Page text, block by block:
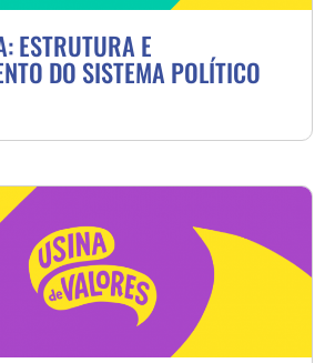
ESTRUTURA E
DO SISTEMA POLÍTICO